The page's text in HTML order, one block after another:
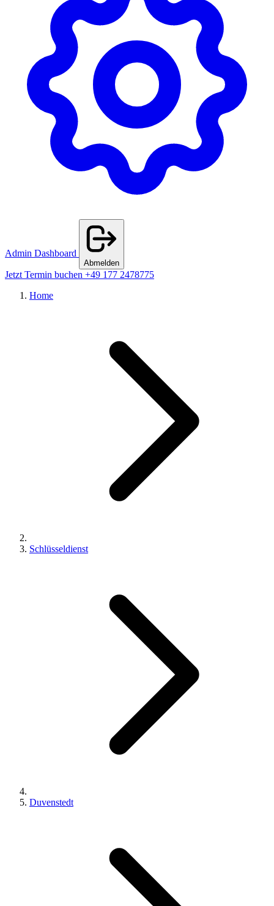
Admin Dashboard
Abmelden
Jetzt Termin buchen +49 177 2478775
Home
Schlüsseldienst
Duvenstedt